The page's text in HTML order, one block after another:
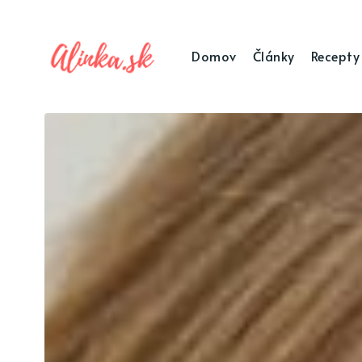
Domov Články